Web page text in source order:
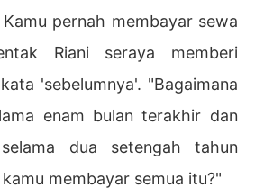
pernah membayar sewa
Riani seraya memberi
'sebelumnya'. "Bagaimana
enam bulan terakhir dan
dua setengah tahun
membayar semua itu?"